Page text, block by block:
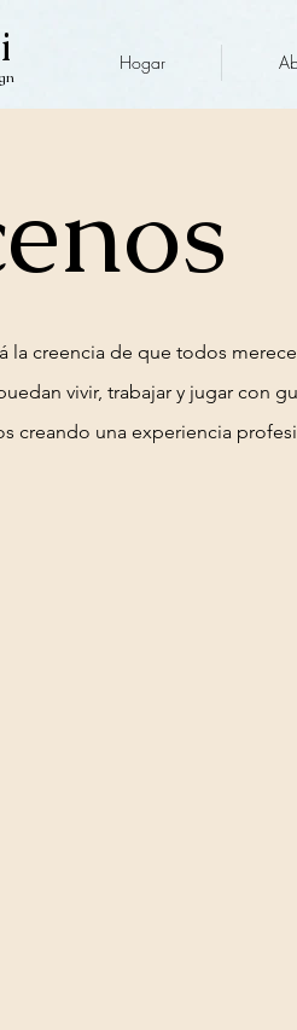
Hogar
la creencia de que todos
vivir, trabajar y jugar con
creando una experiencia